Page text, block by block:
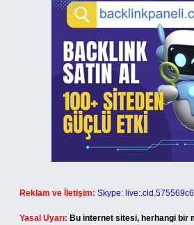
Reklam ve İletişim: Skype:
Yasal Uyarı: Bu internet sitesi, herhangi bir